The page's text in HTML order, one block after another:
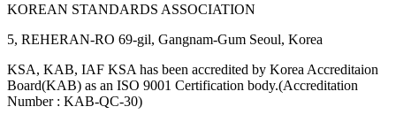
KOREAN STANDARDS ASSOCIATION
5, REHERAN-RO 69-gil, Gangnam-Gum Seoul, Korea
KSA, KAB, IAF KSA has been accredited by Korea Accreditaion
Board(KAB) as an ISO 9001 Certification body.(Accreditation
Number : KAB-QC-30)